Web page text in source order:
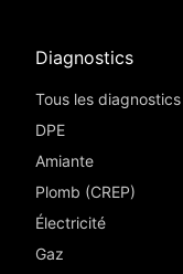
Diagnostics
Tous les diagnostics
DPE
Amiante
Plomb (CREP)
Électricité
Gaz